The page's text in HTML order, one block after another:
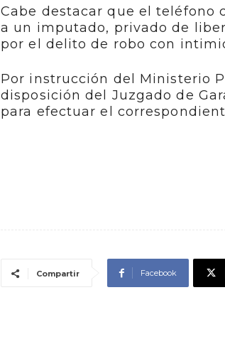
Cabe destacar que el teléfono
a un imputado, privado de
por el delito de robo con
Por instrucción del Ministerio
disposición del Juzgado de
para efectuar el
Compartir Facebook